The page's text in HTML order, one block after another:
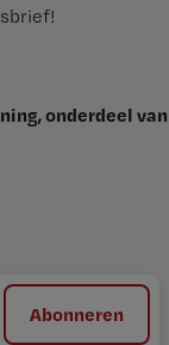
Abonneren
!
onderdeel van